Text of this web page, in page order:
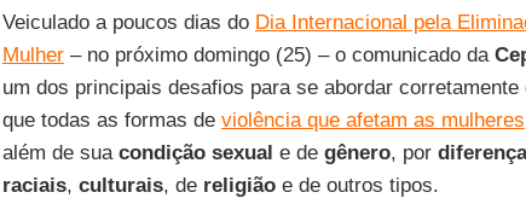
Veiculado a poucos dias do Dia Internacional pela
Mulher– no próximo domingo (25) – o comunicado da
um dos principais desafios para se abordar
que todas as formas de violência que afetam as mulheres
além de sua condição sexual e degênero, por
raciais, culturais, dereligiãoe de outros tipos.